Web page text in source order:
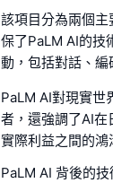
該項目分為兩個
保了PaLM AI的技
動，包括對話、編
PaLM AI對現實世
者，還強調了AI在
實際利益之間的鴻
PaLM AI 背後的技